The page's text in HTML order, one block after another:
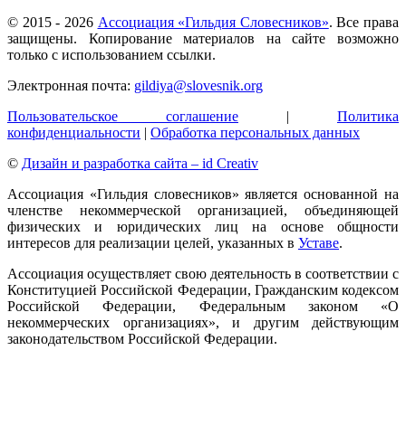
© 2015 - 2026 Ассоциация «Гильдия Словесников». Все права
защищены. Копирование материалов на сайте возможно
только с использованием ссылки.
Электронная почта: gildiya@slovesnik.org
Пользовательское соглашение | Политика
конфиденциальности | Обработка персональных данных
© Дизайн и разработка сайта – id Creativ
Ассоциация «Гильдия словесников» является основанной на
членстве некоммерческой организацией, объединяющей
физических и юридических лиц на основе общности
интересов для реализации целей, указанных в Уставе.
Ассоциация осуществляет свою деятельность в соответствии с
Конституцией Российской Федерации, Гражданским кодексом
Российской Федерации, Федеральным законом «О
некоммерческих организациях», и другим действующим
законодательством Российской Федерации.